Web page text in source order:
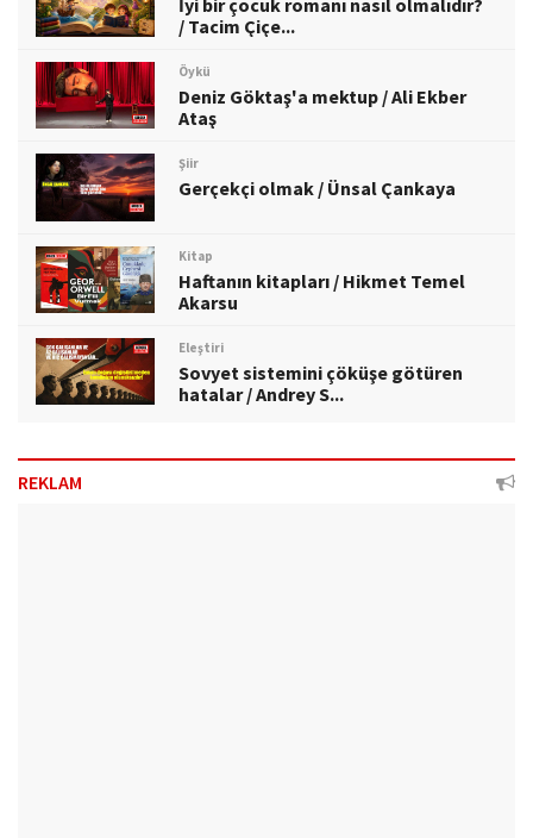
/ Tacim Çiçe...
Öykü
Deniz Göktaş'a mektup / Ali Ekber
Ataş
Şiir
Gerçekçi olmak / Ünsal Çankaya
Kitap
Haftanın kitapları / Hikmet Temel
Akarsu
Eleştiri
Sovyet sistemini çöküşe götüren
hatalar / Andrey S...
REKLAM